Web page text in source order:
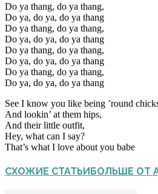
Do ya thang, do ya thang,
Do ya, do ya, do ya thang
Do ya thang, do ya thang,
Do ya, do ya, do ya thang
Do ya thang, do ya thang,
Do ya, do ya, do ya thang
Do ya thang, do ya thang,
Do ya, do ya, do ya thang
See I know you like being ’round
And lookin’ at them hips,
And their little outfit,
Hey, what can I say?
That’s what I love about you babe
СХОЖИЕ СТАТЬИБОЛЬШЕ ОТ